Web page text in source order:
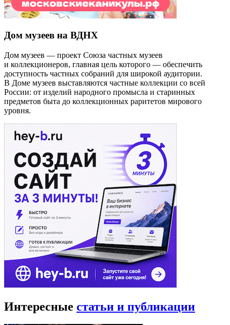
Дом музеев на ВДНХ
Дом музеев — проект Союза частных музеев
и коллекционеров, главная цель которого — обеспечить
доступность частных собраний для широкой аудитории.
В Доме музеев выставляются частные коллекции со всей
России: от изделий народного промысла и старинных
предметов быта до коллекционных раритетов мирового
уровня.
Интересные статьи и публикации